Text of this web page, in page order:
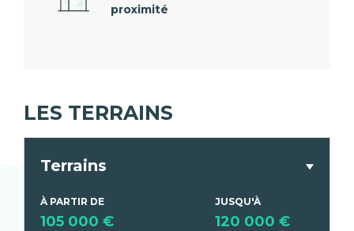
proximité
LES TERRAINS
Terrains
À PARTIR DE
105 000 €
JUSQU'À
120 000 €